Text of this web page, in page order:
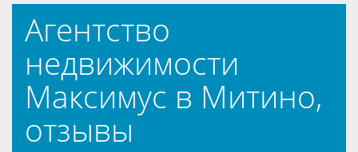
Агентство
недвижимости
Максимус в Митино,
отзывы